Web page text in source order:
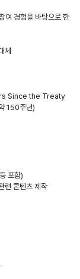
여 경험을 바탕으로 한
체
Since the Treaty
150주년)
포함)
련 콘텐츠 제작